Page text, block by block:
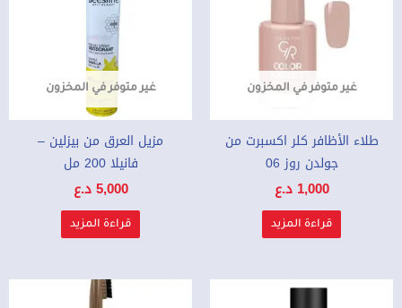
غير متوفر في المخزون
طلاء الأظافر كلر اكسبرت من
جولدن روز 06
1,000 د.ع
قراءة المزيد
غير متوفر في المخزون
مزيل العرق من بيزلين –
فانيلا 200 مل
5,000د.ع
قراءة المزيد